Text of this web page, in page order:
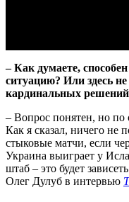
– Как думаете,
ситуацию? Или здесь
кардинальных решений
– Вопрос понятен, но
Как я сказал, ничего не
стыковые матчи, если
Украина выиграет у
штаб – это будет
Олег Дулуб в интервью